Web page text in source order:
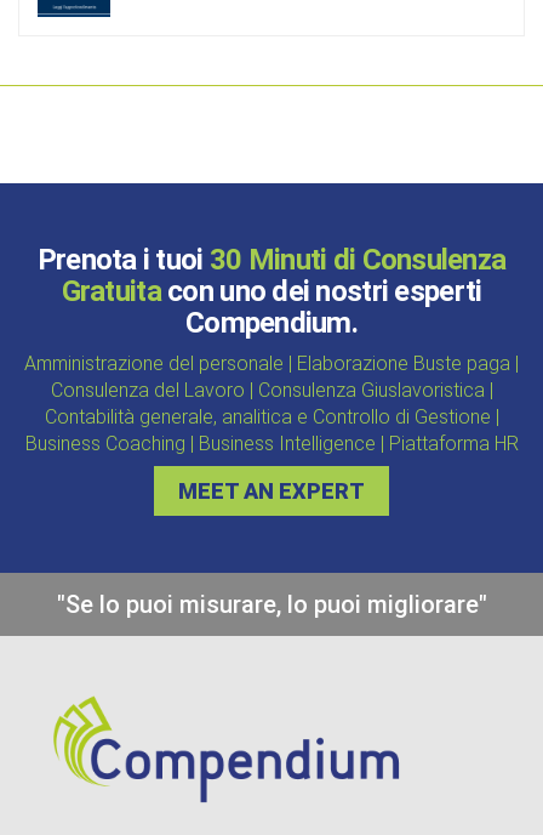
Prenota i tuoi 30 Minuti di Consulenza
Gratuitacon uno dei nostri esperti
Compendium.
Amministrazione del personale | Elaborazione Buste paga |
Consulenza del Lavoro | Consulenza Giuslavoristica |
Contabilità generale, analitica e Controllo di Gestione |
Business Coaching | Business Intelligence | Piattaforma HR
MEET AN EXPERT
"Se lo puoi misurare, lo puoi migliorare"